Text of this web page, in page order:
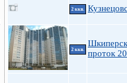
2 ккв.
2 ккв.
проток 20